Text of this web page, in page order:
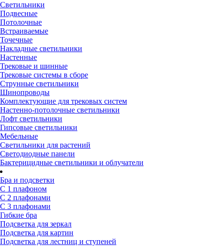
Светильники
Подвесные
Потолочные
Встраиваемые
Точечные
Накладные светильники
Настенные
Трековые и шинные
Трековые системы в сборе
Струнные светильники
Шинопроводы
Комплектующие для трековых систем
Настенно-потолочные светильники
Лофт светильники
Гипсовые светильники
Мебельные
Светильники для растений
Светодиодные панели
Бактерицидные светильники и облучатели
Бра и подсветки
С 1 плафоном
С 2 плафонами
С 3 плафонами
Гибкие бра
Подсветка для зеркал
Подсветка для картин
Подсветка для лестниц и ступеней